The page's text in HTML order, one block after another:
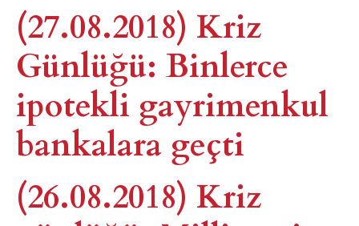
(27.08.2018) Kriz
Günlüğü: Binlerce
ipotekli gayrimenkul
bankalara geçti
(26.08.2018) Kriz